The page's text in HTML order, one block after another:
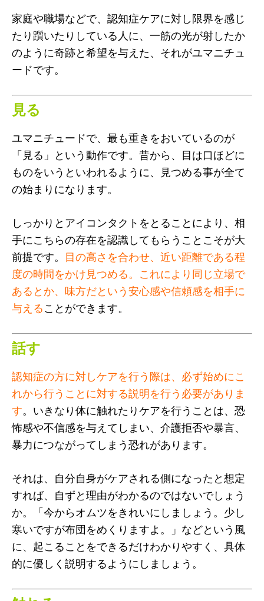
家庭や職場などで、認知症ケアに対し限界を感じ
たり躓いたりしている人に、一筋の光が射したか
のように奇跡と希望を与えた、それがユマニチュ
ードです。
見る
ユマニチュードで、最も重きをおいているのが
「見る」という動作です。昔から、目は口ほどに
ものをいうといわれるように、見つめる事が全て
の始まりになります。
しっかりとアイコンタクトをとることにより、相
手にこちらの存在を認識してもらうことこそが大
前提です。 目の高さを合わせ、近い距離である程
度の時間をかけ見つめる。これにより同じ立場で
あるとか、味方だという安心感や信頼感を相手に
与えることができます。
話す
認知症の方に対しケアを行う際は、必ず始めにこ
れから行うことに対する説明を行う必要がありま
す。いきなり体に触れたりケアを行うことは、恐
怖感や不信感を与えてしまい、介護拒否や暴言、
暴力につながってしまう恐れがあります。
それは、自分自身がケアされる側になったと想定
すれば、自ずと理由がわかるのではないでしょう
か。「今からオムツをきれいにしましょう。少し
寒いですが布団をめくりますよ。」などという風
に、起こることをできるだけわかりやすく、具体
的に優しく説明するようにしましょう。